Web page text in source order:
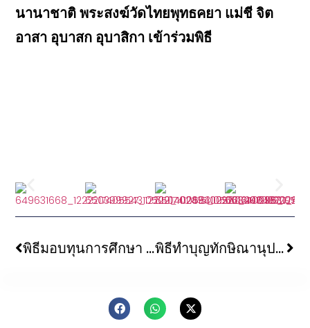
นานาชาติ พระสงฆ์วัดไทยพุทธคยา แม่ชี จิต
อาสา อุบาสก อุบาสิกา เข้าร่วมพิธี
พิธีมอบทุนการศึกษา สมทบกองทุนภัตตาหารและสิ่งของสังฆทานถวายแด่พระนักศึกษา และนักศึกษาไทย ณ มหาวิทยาลัยบานารัสฮินดู เมืองพาราณสี ประเทศอินเดีย พิธีทำบุญทักษิณานุปทาน อุทิศถวายอดีตพระมหาเถระและผู้อุปถัมภ์วัดไทยกุสินาราเฉลิมราชย์ ประจำปี ๒๕๖๙